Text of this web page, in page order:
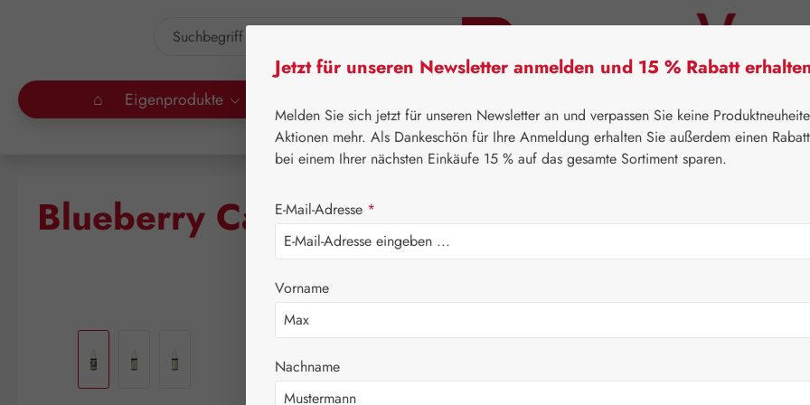
⌂ Eigenprodukte
⌂ Leitner Lifecare Blütenessenzen PHI Essences
Blueberry Cactus Tropfen
Regulärer
15,00
Inhalt:0.015
Jetzt für unseren Newsletter anmelden und 15 % Rabatt
Melden Sie sich jetzt für unseren Newsletter an und verpassen Sie keine
Aktionen mehr. Als Dankeschön für Ihre Anmeldung erhalten Sie außerdem einen
bei einem Ihrer nächsten Einkäufe 15 % auf das gesamte Sortiment sparen.
E-Mail-Adresse *
Vorname
Nachname